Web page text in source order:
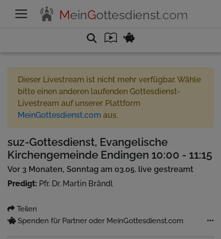
MeinGottesdienst.com
Dieser Livestream ist nicht mehr verfügbar. Wähle
bitte einen anderen laufenden Gottesdienst-
Livestream auf unserer Plattform
MeinGottesdienst.com aus.
suz-Gottesdienst, Evangelische
Kirchengemeinde Endingen 10:00 - 11:15
Vor 3 Monaten, Sonntag am 03.05. live gestreamt
Predigt: Pfr. Dr. Martin Brändl
Teilen
Spenden für Partner oder MeinGottesdienst.com